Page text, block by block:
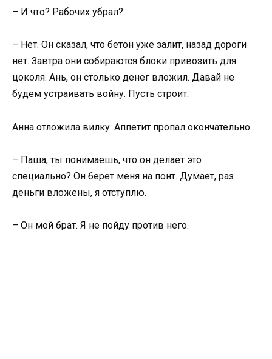
– И что? Рабочих убрал?
– Нет. Он сказал, что бетон уже залит, назад дороги
нет. Завтра они собираются блоки привозить для
цоколя. Ань, он столько денег вложил. Давай не
будем устраивать войну. Пусть строит.
Анна отложила вилку. Аппетит пропал окончательно.
– Паша, ты понимаешь, что он делает это
специально? Он берет меня на понт. Думает, раз
деньги вложены, я отступлю.
– Он мой брат. Я не пойду против него.